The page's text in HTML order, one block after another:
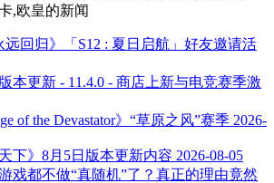
,欧皇的新闻
远回归》「S12 : 夏日启航」好友邀请活
本更新 - 11.4.0 - 商店上新与电竞赛季激
of the Devastator》“草原之风”赛季 2026-
下》8月5日版本更新内容 2026-08-05
戏都不做“真随机”了？真正的理由竟然